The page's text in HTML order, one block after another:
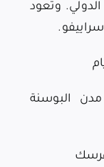
وتعود
أجمل مدن البوسنة